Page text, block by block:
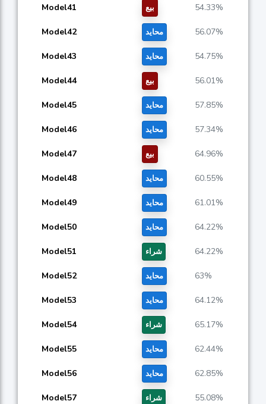
Model41 بيع 54.33%
Model42 محايد 56.07%
Model43 محايد 54.75%
Model44 بيع 56.01%
Model45 محايد 57.85%
Model46 محايد 57.34%
Model47 بيع 64.96%
Model48 محايد 60.55%
Model49 محايد 61.01%
Model50 محايد 64.22%
Model51 شراء 64.22%
Model52 محايد 63%
Model53 محايد 64.12%
Model54 شراء 65.17%
Model55 محايد 62.44%
Model56 محايد 62.85%
Model57 شراء 55.08%